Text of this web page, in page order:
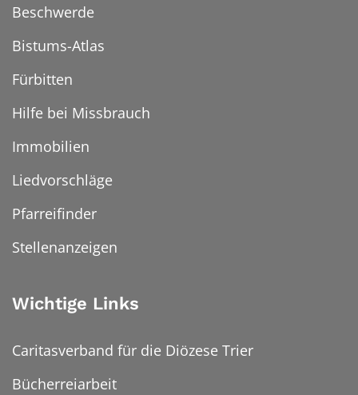
Beschwerde
Bistums-Atlas
Fürbitten
Hilfe bei Missbrauch
Immobilien
Liedvorschläge
Pfarreifinder
Stellenanzeigen
Wichtige Links
Caritasverband für die Diözese Trier
Bücherreiarbeit